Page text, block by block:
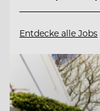
Entdecke alle Jobs